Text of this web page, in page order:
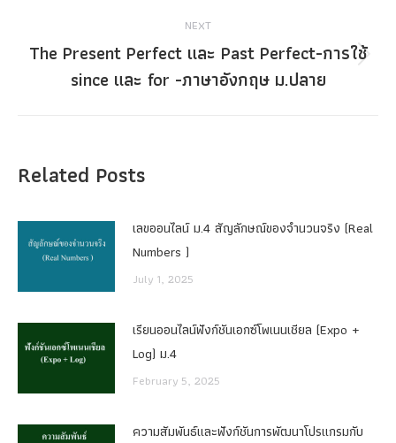
NEXT
Next
post:
The Present Perfect และ Past Perfect-การใช้
since และ for -ภาษาอังกฤษ ม.ปลาย
Related Posts
เลขออนไลน์ ม.4 สัญลักษณ์ของจำนวนจริง (Real
Numbers )
July 1, 2025
เรียนออนไลน์ฟังก์ชันเอกซ์โพเนนเชียล (Expo +
Log) ม.4
February 5, 2025
ความสัมพันธ์และฟังก์ชันการพัฒนาโปรแกรมกับ